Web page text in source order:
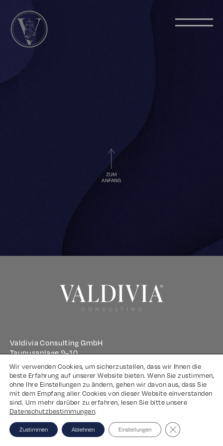
ZUM
ANFANG
Valdivia Consulting GmbH
Taunusanlage 9–10
60329 Frankfurt am Main
Impressum
Datenschutz
Wir verwenden Cookies, um sicherzustellen, dass wir Ihnen die
beste Erfahrung auf unserer Website bieten. Wenn Sie zustimmen,
ohne Ihre Einstellungen zu ändern, gehen wir davon aus, dass Sie
mit dem Empfang aller Cookies von dieser Website einverstanden
sind. Um mehr darüber zu erfahren, lesen Sie bitte unsere
Datenschutzbestimmungen.
Zustimmen Ablehnen Einstellungen Close GDPR